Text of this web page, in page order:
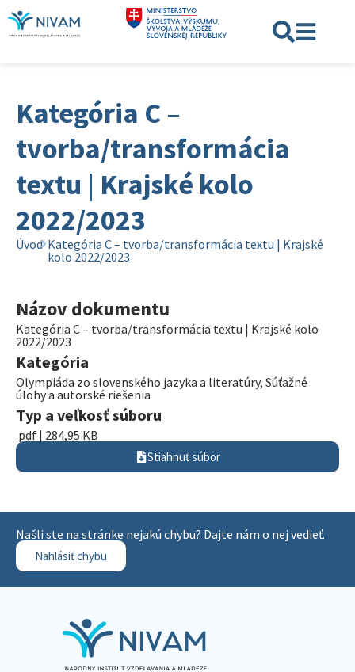
Kategória C –
tvorba/transformácia
textu | Krajské kolo
2022/2023
Úvod Kategória C – tvorba/transformácia textu | Krajské
kolo 2022/2023
Názov dokumentu
Kategória C – tvorba/transformácia textu | Krajské kolo
2022/2023
Kategória
Olympiáda zo slovenského jazyka a literatúry, Súťažné
úlohy a autorské riešenia
Typ a veľkosť súboru
.pdf | 284,95 KB
Stiahnuť súbor
Našli ste na stránke nejakú chybu? Dajte nám o nej vedieť.
Nahlásiť chybu